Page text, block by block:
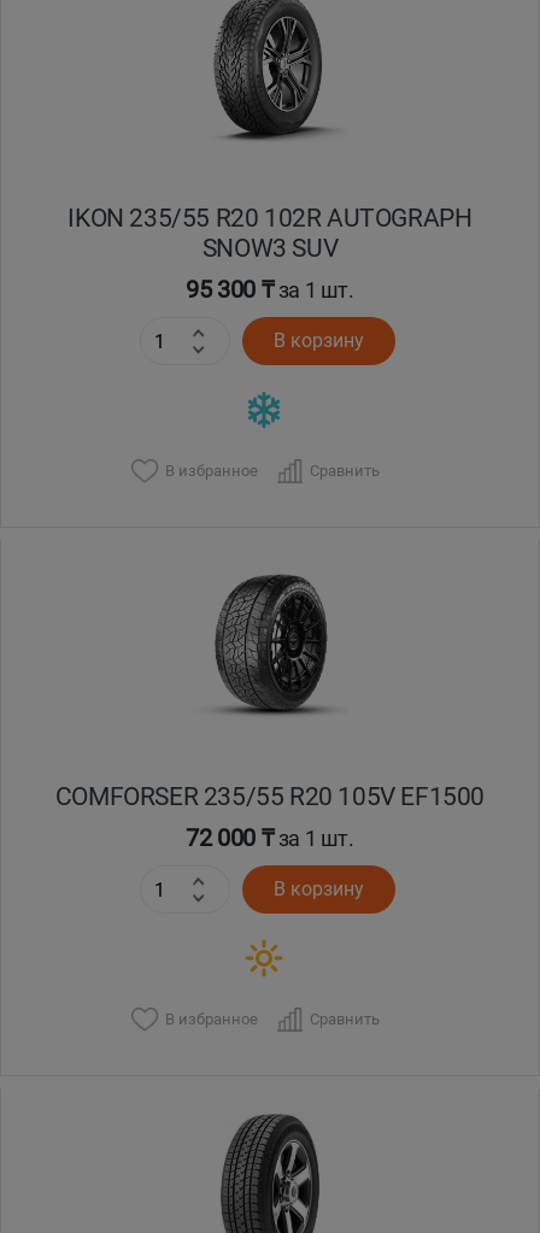
IKON 235/55 R20 102R AUTOGRAPH
SNOW3 SUV
95 300 ₸за 1 шт.
В корзину
В избранное Сравнить
COMFORSER 235/55 R20 105V EF1500
72 000 ₸за 1 шт.
В корзину
В избранное Сравнить